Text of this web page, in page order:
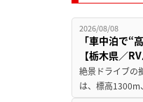
2026/08/08
「車中泊で“
【栃木県／
絶景ドライブの
は、標高